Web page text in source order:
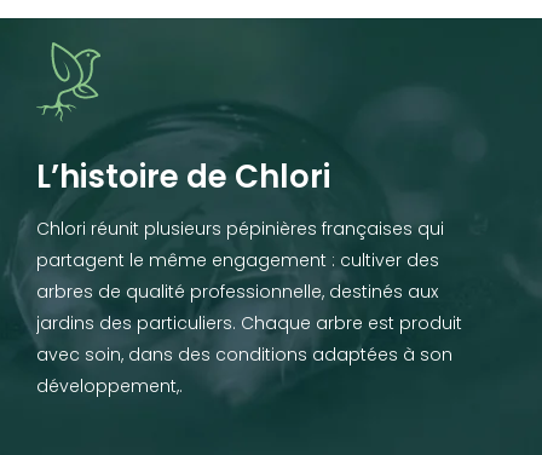
L’histoire de Chlori
Chlori réunit plusieurs pépinières françaises qui
partagent le même engagement : cultiver des
arbres de qualité professionnelle, destinés aux
jardins des particuliers. Chaque arbre est produit
avec soin, dans des conditions adaptées à son
développement,.